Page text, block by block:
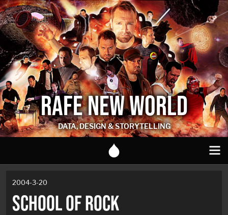
RAFE NEW WORLD
DATA, DESIGN & STORYTELLING
2004-3-20
SCHOOL OF ROCK